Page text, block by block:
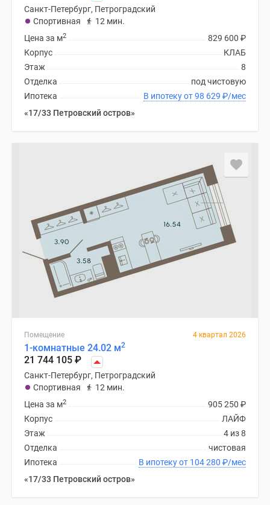
Санкт-Петербург, Петроградский
Спортивная
12 мин.
829 600 ₽
Цена за м2
КЛАБ
Корпус
8
Этаж
под чистовую
Отделка
В ипотеку от 98 629 ₽/мес
Ипотека
«17/33 Петровский остров»
Помещение 4 квартал 2026
1-комнатные 24.02 м2
21 744 105 ₽
Санкт-Петербург, Петроградский
Спортивная
12 мин.
905 250 ₽
Цена за м2
ЛАЙФ
Корпус
4 из 8
Этаж
чистовая
Отделка
В ипотеку от 104 280 ₽/мес
Ипотека
«17/33 Петровский остров»